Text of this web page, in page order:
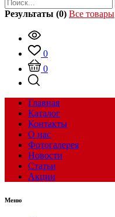
Результаты (0) Все товары
0
0
Главная
Каталог
Контакты
О нас
Фотогалерея
Новости
Статьи
Акции
Меню